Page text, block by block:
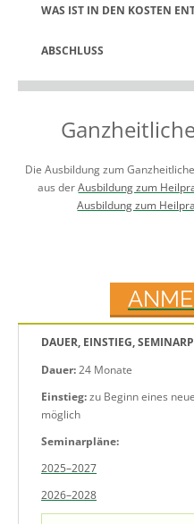
WAS IST IN DEN KOSTEN
ABSCHLUSS
Die Ausbildung zum
aus derAusbildung zum
Ausbildung zum
DAUER, EINSTIEG,
Dauer:24 Monate
Einstieg:zu Beginn eines
möglich
Seminarpläne:
2025–2027
2026–2028